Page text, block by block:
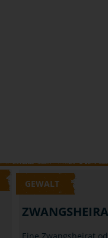
GEWALT
Eine Zwangsheirat